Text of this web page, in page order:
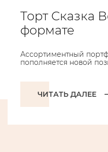
Торт Сказка
формате
Ассортиментный
пополняется новой
ЧИТАТЬ ДАЛЕЕ